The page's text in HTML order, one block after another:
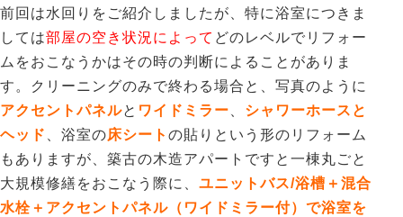
前回は水回りをご紹介しましたが、特に浴室につきま
しては部屋の空き状況によって どのレベルでリフォー
ムをおこなうかはその時の判断によることがありま
す。クリーニングのみで終わる場合と、写真のように
アクセントパネルと ワイドミラー
シャワーホースと
ヘッド
、浴室の床シート の貼りという形のリフォーム
もありますが、築古の木造アパートですと一棟丸ごと
大規模修繕をおこなう際に、 ユニットバス/浴槽＋混合
水栓＋アクセントパネル（ワイドミラー付）で浴室を